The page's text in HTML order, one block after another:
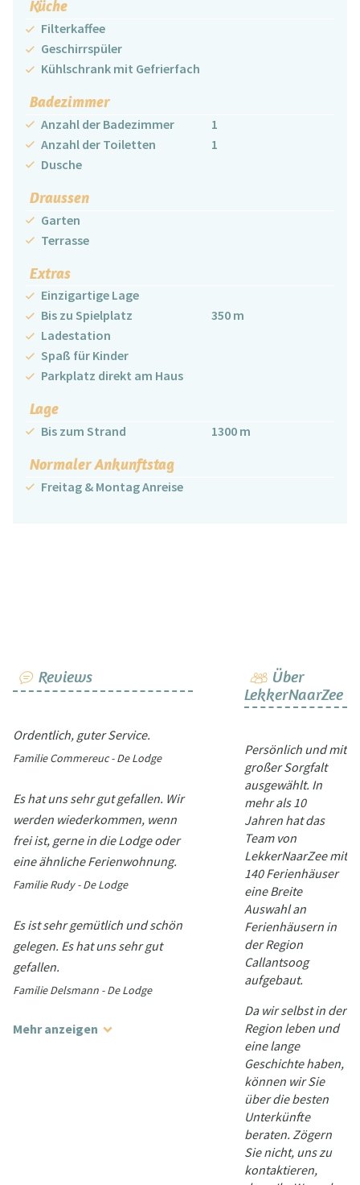
Küche
Filterkaffee
Geschirrspüler
Kühlschrank mit Gefrierfach
Badezimmer
Anzahl der Badezimmer
1
Anzahl der Toiletten
1
Dusche
Draussen
Garten
Terrasse
Extras
Einzigartige Lage
Bis zu Spielplatz
350 m
Ladestation
Spaß für Kinder
Parkplatz direkt am Haus
Lage
Bis zum Strand 1300 m
Normaler Ankunftstag
Freitag & Montag Anreise
Reviews
Ordentlich, guter Service.
Familie Commereuc - De Lodge
Es hat uns sehr gut gefallen. Wir
werden wiederkommen, wenn
frei ist, gerne in die Lodge oder
eine ähnliche Ferienwohnung.
Familie Rudy - De Lodge
Es ist sehr gemütlich und schön
gelegen. Es hat uns sehr gut
gefallen.
Familie Delsmann - De Lodge
Mehr anzeigen
Über
LekkerNaarZee
Persönlich und mit
großer Sorgfalt
ausgewählt. In
mehr als 10
Jahren hat das
Team von
LekkerNaarZee mit
140 Ferienhäuser
eine Breite
Auswahl an
Ferienhäusern in
der Region
Callantsoog
aufgebaut.
Da wir selbst in der
Region leben und
eine lange
Geschichte haben,
können wir Sie
über die besten
Unterkünfte
beraten. Zögern
Sie nicht, uns zu
kontaktieren,